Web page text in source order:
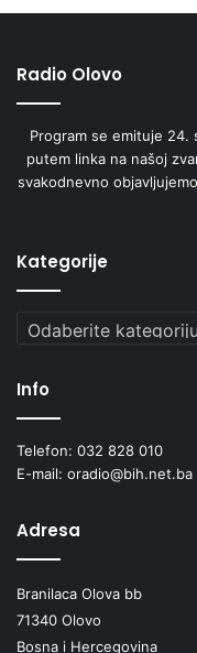
Radio Olovo
Program se emituje 24.
putem linka na našoj
svakodnevno
Kategorije
Kategorije
Info
Telefon: 032 828 010
E-mail: oradio@bih.net.ba
Adresa
Branilaca Olova bb
71340 Olovo
Bosna i Hercegovina